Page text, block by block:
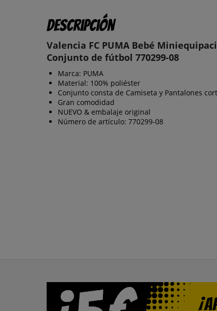
Descripción
Valencia FC PUMA Bebé
Conjunto de fútbol 770299-08
Marca: PUMA
Material: 100% poliéster
Conjunto consta de Camiseta y Pantalones
Gran comodidad
NUEVO & embalaje original
Número de artículo: 770299-08